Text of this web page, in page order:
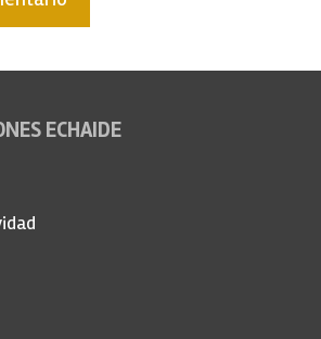
ECHAIDE